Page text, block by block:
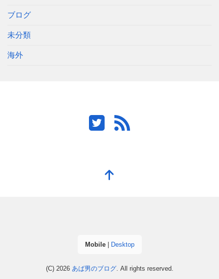
ブログ
未分類
海外
Mobile| Desktop
(C) 2026 あば男のブログ. All rights reserved.